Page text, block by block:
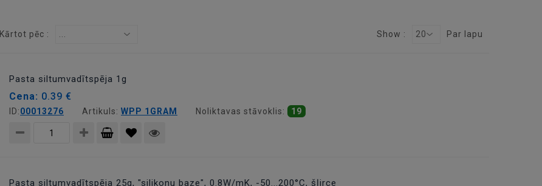
Kārtot pēc : Show : 20 Par lapu
Pasta siltumvadītspēja 1g
Cena: 0.39 €
ID:00013276 Artikuls: WPP 1GRAM Noliktavas stāvoklis: 19
Pasta siltumvadītspēja 25g, "silikonu baze", 0.8W/mK, -50...200°C, šļirce